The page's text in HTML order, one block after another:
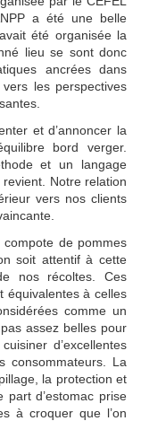
a été une belle
été organisée la
lieu se sont donc
ancrées dans
les perspectives
et d’annoncer la
bord verger.
et un langage
Notre relation
vers nos clients
de pommes
soit attentif à cette
nos récoltes. Ces
équivalentes à celles
comme un
assez belles pour
d’excellentes
consommateurs. La
la protection et
part d’estomac prise
à croquer que l’on